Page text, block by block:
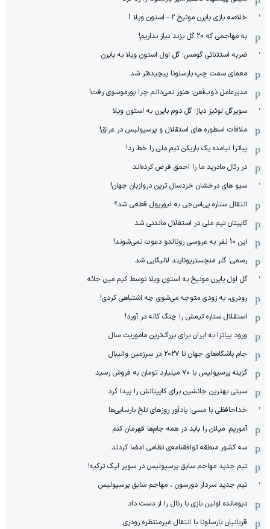
خلاصه بازی بایرن مونیخ 2 - استون ویلا 1
به مهاجمی که 20 گل بزند نیاز نداریم!
ضربه استثنائی گومس؛ گل اول استون ویلا به بایرن
معمای سمت چپ بارسلونا پیچیده‌تر شد
مدیرعامل ذوب‌آهن: هنوز نمی‌دانم چرا پورموسوی رفت!
سوپرگل لوئیز دیاز؛ گل دوم بایرن به استون ویلا
ملاقات اسطوره های استقلال و پرسپولیس در عراق!
پیاتزا نیامده یک بازیکن تیم ملی را خط زد!
در رئال مادرید ما را احمق فرض کرده‌اند
سیو های درخشان خردسال ترین دروازبان جهان!
انتقال ستاره پی‌اس‌جی به لیورپول قطعی شد؟
کاپیتان تیم ملی در استقلال ماندنی شد
این 10 نفر به عروسی رونالدو دعوت نمی‌شوند!
رسمی: گلر منچستریونایتد لالیگایی شد
گل اول بایرن مونیخ به استون ویلا توسط کیم مین جائه
رودری، به زودی متوجه می‌شوی چه اشتباهی کردی!
استقلال ستاره تیمش را چنگ کاله در آورد!
ورود پیاتزا به ایران برای بزرگ‌ترین ماموریت سال
جام باشگاه‌های جهان تا ۲۰۲۷ در سرزمین والیبال
گزینه پرسپولیس با ۷۰ میلیارد تومان به فروش رسید
سیتی بهترین جانشین برای کاپیتانش را پیدا کرد
خداحافظی با مسی؛ یادآور روزهای تلخ بارسایی‌ها
آموریم: میلان را باید در همه جام‌ها قهرمان کنم
سه کشور منطقه توافقنامه‌ی نظامی امضا کردند
تیم جدید مهاجم سابق پرسپولیس در سوپر لیگ ترکیه!
تیم جدید سردار دورسون ، مهاجم سابق پرسپولیس
دیومانده اولین بازی با رئال را از دست داد
قربانیان بارسلونا با انتقال غیرمنتظره رودری